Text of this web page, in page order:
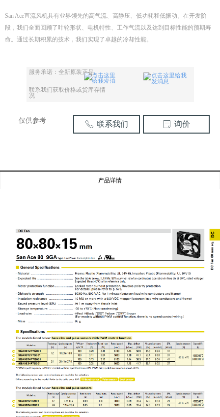
San Ace直流风机具有业界领先的高气流、高静压、低功耗和低振动。在开发阶
段，我们全面回顾了叶轮形状、电机特性、工作气流以及达到目标性能的预期寿
命。通过长期积累的技术，我们实现了卓越的冷却性能。
服务承诺：全新原装正品。
联系我们获取价格或货库存情
况
产品详情
ꂅ 联系我们 ꂓ 询价
仅供参考